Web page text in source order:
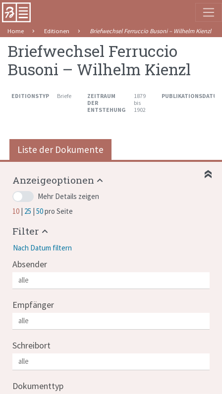
Home Editionen Briefwechsel Ferruccio Busoni – Wilhelm Kienzl
Briefwechsel Ferruccio
Busoni – Wilhelm Kienzl
EDITIONSTYP Briefe
ZEITRAUM
DER
ENTSTEHUNG
1879
bis
1902
PUBLIKATIONSDATUM
Liste der Dokumente
Anzeigeoptionen
Mehr Details zeigen
10 25 50pro Seite
Filter
Nach Datum filtern
Absender
Empfänger
Schreibort
Dokumenttyp